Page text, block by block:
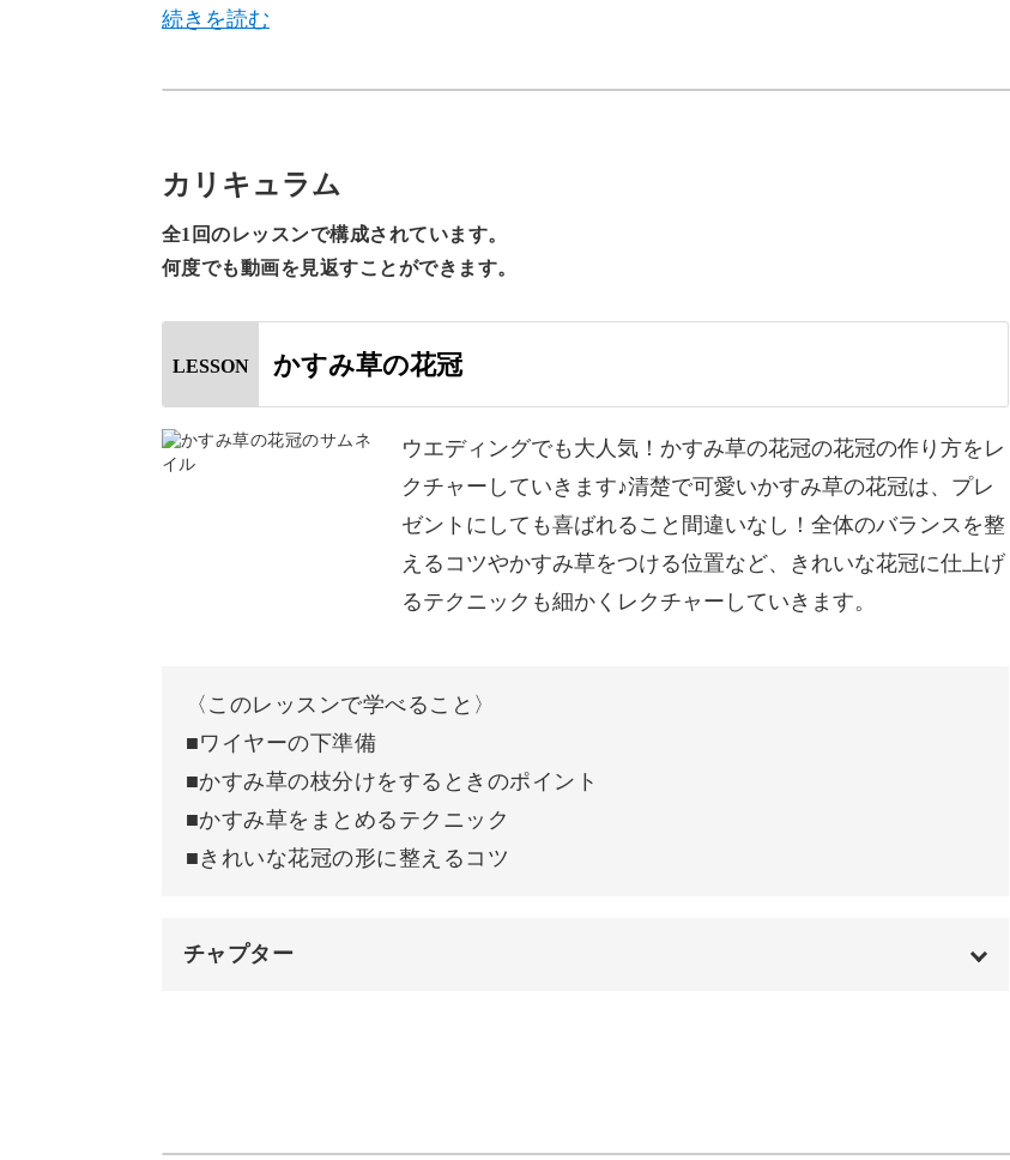
7月7日といえば七夕が有名ですが、実はかすみ草の日でもあります。
のが由来といわれています。
今年の七夕には笹飾りだけでなくかすみ草も取り入れて、素敵な日を過ごしてみません
かすみ草の枝分けやパーツ作りを中心に、きれいな花冠にまとめる方法をレッスンして
具体的なポイントは、
◆ワイヤーの下準備
◆かすみ草の枝分けをするときのポイント
◆きれいな花冠の形に整えるコツ
カリキュラム
全1回のレッスンで構成されています。
何度でも動画を見返すことができます。
LESSON かすみ草の花冠
ウエディングでも大人気！かすみ草の花冠の花冠の作り方をレ
クチャーしていきます♪清楚で可愛いかすみ草の花冠は、プレ
ゼントにしても喜ばれること間違いなし！全体のバランスを整
えるコツやかすみ草をつける位置など、きれいな花冠に仕上げ
るテクニックも細かくレクチャーしていきます。
〈このレッスンで学べること〉
■ワイヤーの下準備
■かすみ草の枝分けをするときのポイント
■かすみ草をまとめるテクニック
■きれいな花冠の形に整えるコツ
チャプター